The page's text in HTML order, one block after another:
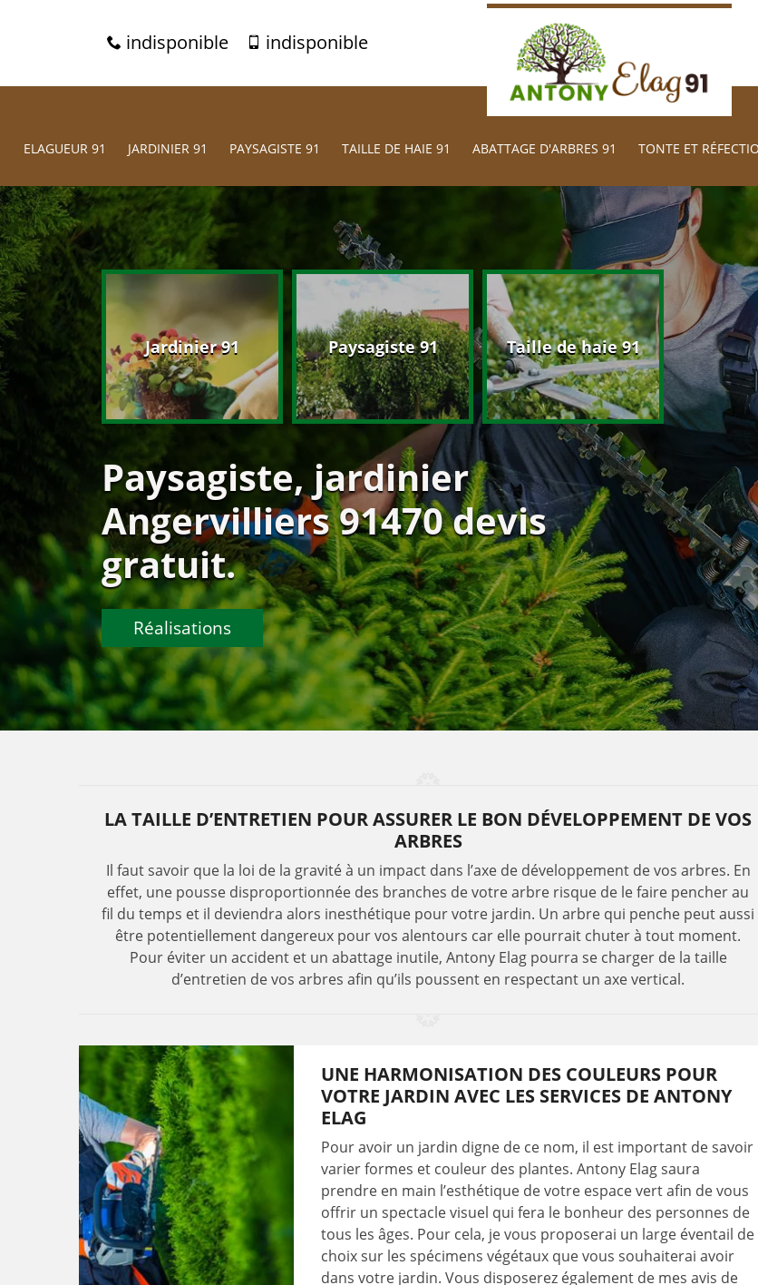
indisponible indisponible
ELAGUEUR 91 JARDINIER 91 PAYSAGISTE 91 TAILLE DE HAIE 91 ABATTAGE D'ARBRES 91 TONTE ET
91 Jardinier 91 Paysagiste 91 Taille de haie 91
Paysagiste, jardinier
Angervilliers 91470 devis
gratuit.
Réalisations
LA TAILLE D’ENTRETIEN POUR ASSURER LE BON DÉVELOPPEMENT DE VOS
ARBRES
Il faut savoir que la loi de la gravité à un impact dans l’axe de développement de vos arbres. En
effet, une pousse disproportionnée des branches de votre arbre risque de le faire pencher au
fil du temps et il deviendra alors inesthétique pour votre jardin. Un arbre qui penche peut aussi
être potentiellement dangereux pour vos alentours car elle pourrait chuter à tout moment.
Pour éviter un accident et un abattage inutile, Antony Elag pourra se charger de la taille
d’entretien de vos arbres afin qu’ils poussent en respectant un axe vertical.
UNE HARMONISATION DES COULEURS POUR
VOTRE JARDIN AVEC LES SERVICES DE ANTONY
ELAG
Pour avoir un jardin digne de ce nom, il est important de savoir
varier formes et couleur des plantes. Antony Elag saura
prendre en main l’esthétique de votre espace vert afin de vous
offrir un spectacle visuel qui fera le bonheur des personnes de
tous les âges. Pour cela, je vous proposerai un large éventail de
choix sur les spécimens végétaux que vous souhaiterai avoir
dans votre jardin. Vous disposerez également de mes avis de